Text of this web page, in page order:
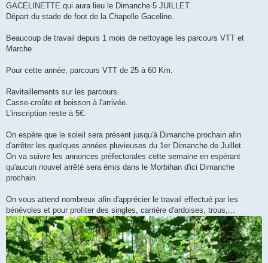
GACELINETTE qui aura lieu le Dimanche 5 JUILLET.
Départ du stade de foot de la Chapelle Gaceline.
Beaucoup de travail depuis 1 mois de nettoyage les parcours VTT et
Marche .
Pour cette année, parcours VTT de 25 à 60 Km.
Ravitaillements sur les parcours.
Casse-croûte et boisson à l'arrivée.
L'inscription reste à 5€.
On espère que le soleil sera présent jusqu'à Dimanche prochain afin
d'arrêter les quelques années pluvieuses du 1er Dimanche de Juillet.
On va suivre les annonces préfectorales cette semaine en espérant
qu'aucun nouvel arrêté sera émis dans le Morbihan d'ici Dimanche
prochain.
On vous attend nombreux afin d'apprécier le travail effectué par les
bénévoles et pour profiter des singles, carrière d'ardoises, trous,...